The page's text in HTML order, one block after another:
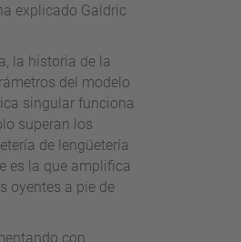
explicado Galdric
la historia de la
del modelo
singular funciona
superan los
de lengüetería
es la que amplifica
oyentes a pie de
con